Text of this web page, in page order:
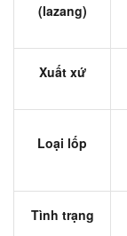
(lazang)
Xuất xứ
Loại lốp
Tình trạng